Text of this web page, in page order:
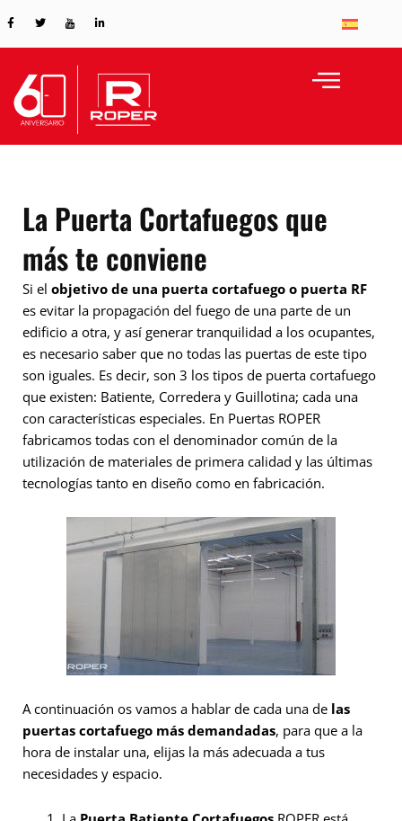
to
content
F
a
e
k
-
T
w
t
e
r
I
c
n
L
i
k
d
i
n
La Puerta Cortafuegos que
más te conviene
Si el objetivo de una puerta cortafuego o puerta RF
es evitar la propagación del fuego de una parte de un
edificio a otra, y así generar tranquilidad a los ocupantes,
es necesario saber que no todas las puertas de este tipo
son iguales. Es decir, son 3 los tipos de puerta cortafuego
que existen: Batiente, Corredera y Guillotina; cada una
con características especiales. En Puertas ROPER
fabricamos todas con el denominador común de la
utilización de materiales de primera calidad y las últimas
tecnologías tanto en diseño como en fabricación.
A continuación os vamos a hablar de cada una de las
puertas cortafuego más demandadas, para que a la
hora de instalar una, elijas la más adecuada a tus
necesidades y espacio.